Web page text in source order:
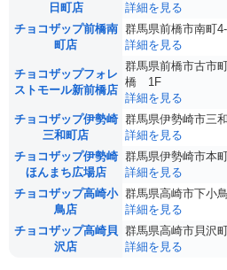
日町店
詳細を見る
チョコザップ前橋南
町店
群馬県前橋市南
詳細を見る
チョコザップフォレ
ストモール新前橋店
群馬県前橋市古市
橋 1F
詳細を見る
チョコザップ伊勢崎
三和町店
群馬県伊勢崎市三
詳細を見る
チョコザップ伊勢崎
ほんまち広場店
群馬県伊勢崎市
詳細を見る
チョコザップ高崎小
鳥店
群馬県高崎市下
詳細を見る
チョコザップ高崎貝
沢店
群馬県高崎市貝
詳細を見る